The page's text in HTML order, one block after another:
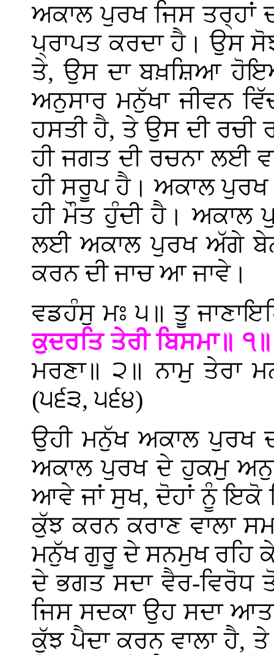
ਅਕਾਲ ਪੁਰਖ ਜਿਸ ਤਰ੍ਹਾਂ
ਪ੍ਰਾਪਤ ਕਰਦਾ ਹੈ। ਉਸ
ਤੇ, ਉਸ ਦਾ ਬਖ਼ਸ਼ਿਆ
ਅਨੁਸਾਰ ਮਨੁੱਖਾ ਜੀਵਨ
ਹਸਤੀ ਹੈ, ਤੇ ਉਸ ਦੀ ਰਚੀ
ਹੀ ਜਗਤ ਦੀ ਰਚਨਾ ਲਈ
ਹੀ ਸਰੂਪ ਹੈ। ਅਕਾਲ ਪੁਰਖ
ਹੀ ਮੌਤ ਹੁੰਦੀ ਹੈ। ਅਕਾਲ
ਲਈ ਅਕਾਲ ਪੁਰਖ ਅੱਗੇ
ਕਰਨ ਦੀ ਜਾਚ ਆ ਜਾਵੇ।
ਵਡਹੰਸੁ ਮਃ ੫॥ ਤੂ
ਕੁਦਰਤਿ ਤੇਰੀ ਬਿਸਮਾ॥
ਮਰਣਾ॥ ੨॥ ਨਾਮੁ ਤੇਰਾ
(੫੬੩, ੫੬੪)
ਉਹੀ ਮਨੁੱਖ ਅਕਾਲ ਪੁਰਖ
ਅਕਾਲ ਪੁਰਖ ਦੇ ਹੁਕਮੁ
ਆਵੇ ਜਾਂ ਸੁਖ, ਦੋਹਾਂ ਨੂੰ ਇਕੋ
ਕੁੱਝ ਕਰਨ ਕਰਾਣ ਵਾਲਾ
ਮਨੁੱਖ ਗੁਰੂ ਦੇ ਸਨਮੁਖ ਰਹਿ
ਦੇ ਭਗਤ ਸਦਾ ਵੈਰ-ਵਿਰੋਧ
ਜਿਸ ਸਦਕਾ ਉਹ ਸਦਾ
ਕੁੱਝ ਪੈਦਾ ਕਰਨ ਵਾਲਾ ਹੈ,